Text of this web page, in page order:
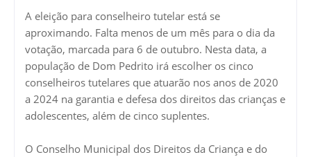
A eleição para conselheiro tutelar está se
aproximando. Falta menos de um mês para o dia da
votação, marcada para 6 de outubro. Nesta data, a
população de Dom Pedrito irá escolher os cinco
conselheiros tutelares que atuarão nos anos de 2020
a 2024 na garantia e defesa dos direitos das crianças e
adolescentes, além de cinco suplentes.
O Conselho Municipal dos Direitos da Criança e do